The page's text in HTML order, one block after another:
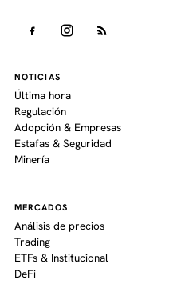
NOTICIAS
Última hora
Regulación
Adopción & Empresas
Estafas & Seguridad
Minería
MERCADOS
Análisis de precios
Trading
ETFs & Institucional
DeFi